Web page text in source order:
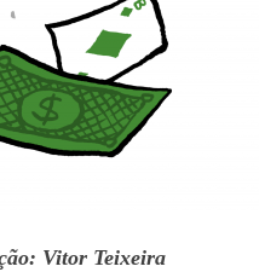
Vitor Teixeira